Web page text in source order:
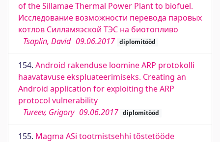
of the Sillamae Thermal Power Plant to biofuel.
Исследование возможности перевода паровых
котлов Силламяэской ТЭС на биотопливо
Tsaplin, David 09.06.2017 diplomitööd
154. Android rakenduse loomine ARP protokolli
haavatavuse ekspluateerimiseks. Creating an
Android application for exploiting the ARP
protocol vulnerability
Tureev, Grigory 09.06.2017 diplomitööd
155. Magma ASi tootmistsehhi tõstetööde